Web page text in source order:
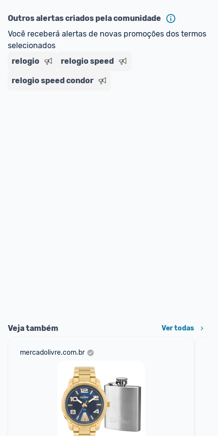
E lembre-se: você sempre pode contar ajuda da
comunidade para tirar dúvidas ou acionar os
nossos Admins marcando
comentário ou através do Fale com o Promobit.
Outros alertas criados pela comunidade
Você receberá alertas de novas promoções dos termos
selecionados
relogio
relogio speed
relogio speed condor
Veja também Ver todas
mercadolivre.com.br